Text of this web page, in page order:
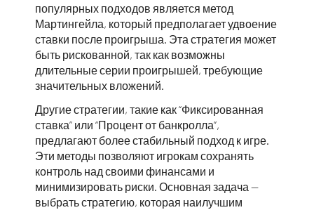
популярных подходов является метод
Мартингейла, который предполагает удвоение
ставки после проигрыша. Эта стратегия может
быть рискованной, так как возможны
длительные серии проигрышей, требующие
значительных вложений.
Другие стратегии, такие как “Фиксированная
ставка” или “Процент от банкролла”,
предлагают более стабильный подход к игре.
Эти методы позволяют игрокам сохранять
контроль над своими финансами и
минимизировать риски. Основная задача —
выбрать стратегию, которая наилучшим